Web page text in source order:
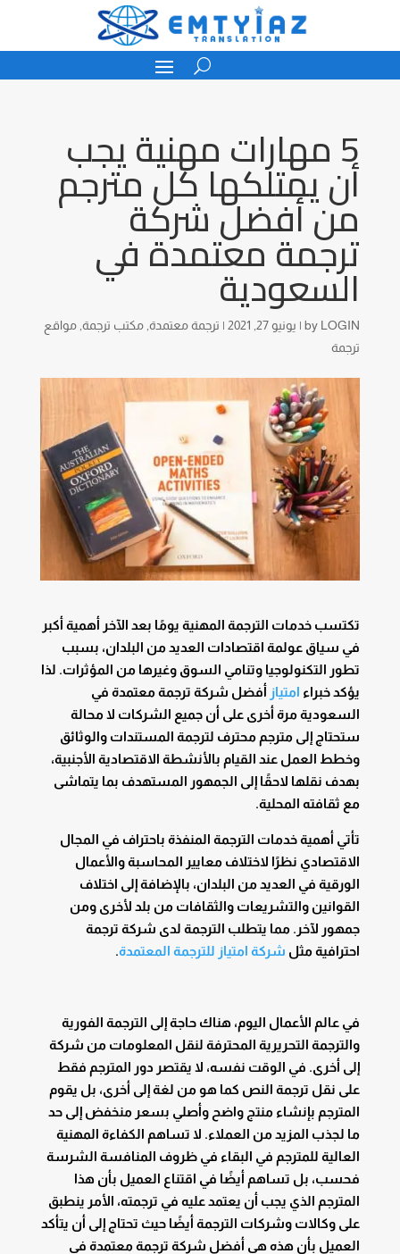
5 مهارات مهنية يجب
أن يمتلكها كل مترجم
من أفضل شركة
ترجمة معتمدة في
السعودية
by LOGIN
| يونيو 27, 2021 | ترجمة معتمدة, مكتب ترجمة, مواقع
ترجمة
تكتسب خدمات الترجمة المهنية يومًا بعد الآخر أهمية أكبر
في سياق عولمة اقتصادات العديد من البلدان، بسبب
تطور التكنولوجيا وتنامي السوق وغيرها من المؤثرات. لذا
يؤكد خبراء امتياز أفضل شركة ترجمة معتمدة في
السعودية مرة أخرى على أن جميع الشركات لا محالة
ستحتاج إلى مترجم محترف لترجمة المستندات والوثائق
وخطط العمل عند القيام بالأنشطة الاقتصادية الأجنبية،
بهدف نقلها لاحقًا إلى الجمهور المستهدف بما يتماشى
مع ثقافته المحلية.
تأتي أهمية خدمات الترجمة المنفذة باحتراف في المجال
الاقتصادي نظرًا لاختلاف معايير المحاسبة والأعمال
الورقية في العديد من البلدان، بالإضافة إلى اختلاف
القوانين والتشريعات والثقافات من بلد لأخرى ومن
جمهور لآخر. مما يتطلب الترجمة لدى شركة ترجمة
احترافية مثل شركة امتياز للترجمة المعتمدة.
في عالم الأعمال اليوم، هناك حاجة إلى الترجمة الفورية
والترجمة التحريرية المحترفة لنقل المعلومات من شركة
إلى أخرى. في الوقت نفسه، لا يقتصر دور المترجم فقط
على نقل ترجمة النص كما هو من لغة إلى أخرى، بل يقوم
المترجم بإنشاء منتج واضح وأصلي بسعر منخفض إلى حد
ما لجذب المزيد من العملاء. لا تساهم الكفاءة المهنية
العالية للمترجم في البقاء في ظروف المنافسة الشرسة
فحسب، بل تساهم أيضًا في اقتناع العميل بأن هذا
المترجم الذي يجب أن يعتمد عليه في ترجمته، الأمر ينطبق
على وكالات وشركات الترجمة أيضًا حيث تحتاج إلى أن يتأكد
العميل بأن هذه هي أفضل شركة ترجمة معتمدة في